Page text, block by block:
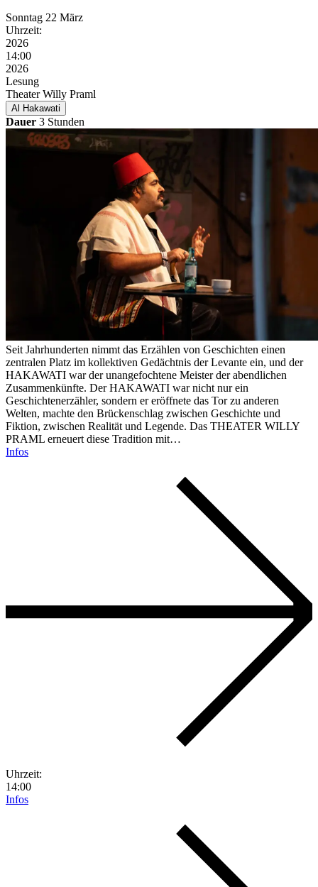
Sonntag 22 März
Uhrzeit:
2026
14:00
2026
Lesung
Theater Willy Praml
Al Hakawati
Dauer 3 Stunden
Seit Jahrhunderten nimmt das Erzählen von Geschichten einen
zentralen Platz im kollektiven Gedächtnis der Levante ein, und der
HAKAWATI war der unangefochtene Meister der abendlichen
Zusammenkünfte. Der HAKAWATI war nicht nur ein
Geschichtenerzähler, sondern er eröffnete das Tor zu anderen
Welten, machte den Brückenschlag zwischen Geschichte und
Fiktion, zwischen Realität und Legende. Das THEATER WILLY
PRAML erneuert diese Tradition mit…
Infos
Uhrzeit:
14:00
Infos